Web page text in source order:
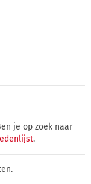
je op zoek naar
.